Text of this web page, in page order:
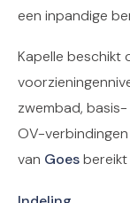
een inpandige
Kapelle beschikt
zwembad,
OV-
van Goesbereikt